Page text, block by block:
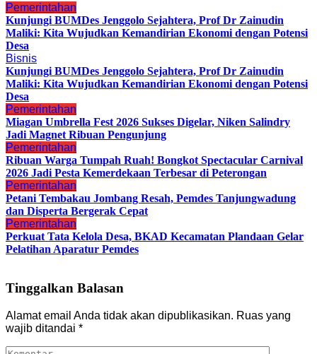
Pemerintahan
Kunjungi BUMDes Jenggolo Sejahtera, Prof Dr Zainudin
Maliki: Kita Wujudkan Kemandirian Ekonomi dengan Potensi
Desa
Bisnis
Kunjungi BUMDes Jenggolo Sejahtera, Prof Dr Zainudin
Maliki: Kita Wujudkan Kemandirian Ekonomi dengan Potensi
Desa
Pemerintahan
Miagan Umbrella Fest 2026 Sukses Digelar, Niken Salindry
Jadi Magnet Ribuan Pengunjung
Pemerintahan
Ribuan Warga Tumpah Ruah! Bongkot Spectacular Carnival
2026 Jadi Pesta Kemerdekaan Terbesar di Peterongan
Pemerintahan
Petani Tembakau Jombang Resah, Pemdes Tanjungwadung
dan Disperta Bergerak Cepat
Pemerintahan
Perkuat Tata Kelola Desa, BKAD Kecamatan Plandaan Gelar
Pelatihan Aparatur Pemdes
Tinggalkan Balasan
Alamat email Anda tidak akan dipublikasikan. Ruas yang
wajib ditandai *